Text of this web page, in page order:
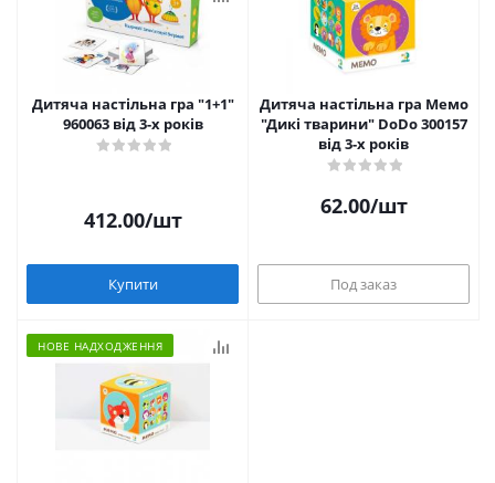
Дитяча настільна гра "1+1"
960063 від 3-х років
412.00/шт
Купити
Дитяча настільна гра Мемо
"Дикі тварини" DoDo 300157
від 3-х років
62.00/шт
Под заказ
НОВЕ НАДХОДЖЕННЯ